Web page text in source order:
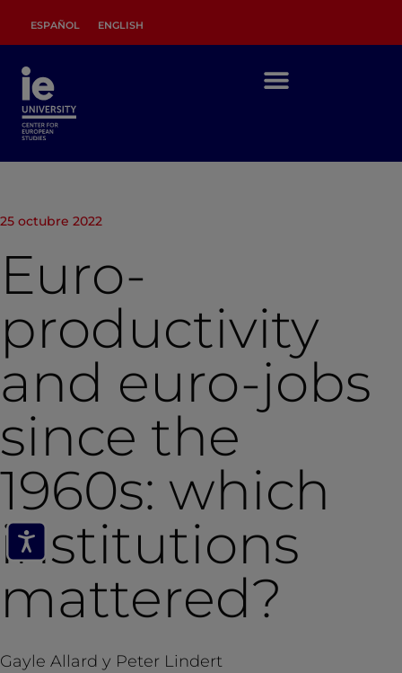
ESPAÑOL ENGLISH
25 octubre 2022
Euro-
productivity
and euro-jobs
since the
1960s: which
institutions
mattered?
Gayle Allard y Peter Lindert